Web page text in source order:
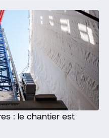
: le chantier est